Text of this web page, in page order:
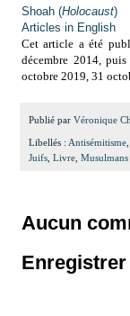
Shoah (Holocaust)
Articles in English
Cet article a été
décembre 2014,
octobre 2019, 31
Publié par Véronique
Libellés : Antisémitisme
Juifs Livre Musulmans
Aucun